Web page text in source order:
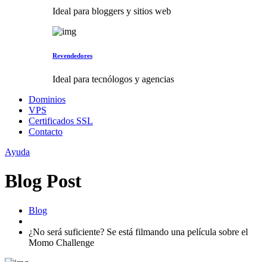
Ideal para bloggers y sitios web
Revendedores
Ideal para tecnólogos y agencias
Dominios
VPS
Certificados SSL
Contacto
Ayuda
Blog Post
Blog
¿No será suficiente? Se está filmando una película sobre el
Momo Challenge